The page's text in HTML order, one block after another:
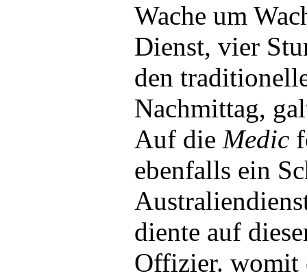
Wache um
Dienst, vier
den
Nachmittag,
Auf die Medic
ebenfalls ein
diente auf
Offizier. womit